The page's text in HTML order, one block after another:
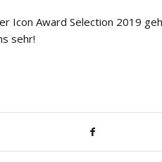
Icon Award Selection 2019
sehr!